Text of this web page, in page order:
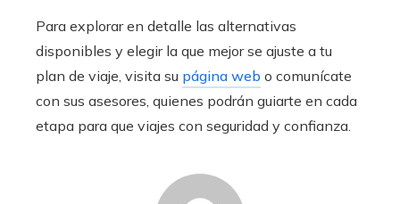
Para explorar en detalle las alternativas
disponibles y elegir la que mejor se ajuste a tu
plan de viaje, visita su página web o comunícate
con sus asesores, quienes podrán guiarte en cada
etapa para que viajes con seguridad y confianza.